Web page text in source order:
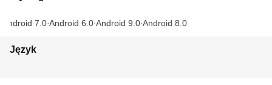
Android 7.0 Android 6.0 Android 9.0 Android 8.0
Język